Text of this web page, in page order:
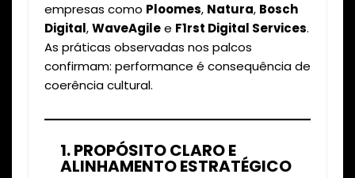
empresas como Ploomes, Natura, Bosch
Digital,WaveAgilee F1rst Digital Services.
As práticas observadas nos palcos
confirmam: performance é consequência de
coerência cultural.
1. PROPÓSITO CLARO E
ALINHAMENTO ESTRATÉGICO